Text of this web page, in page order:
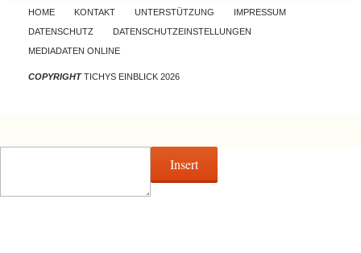
Skip to content
HOME KONTAKT UNTERSTÜTZUNG
IMPRESSUM
DATENSCHUTZ
DATENSCHUTZEINSTELLUNGEN
MEDIADATEN ONLINE
COPYRIGHTTICHYS EINBLICK 2026
Insert